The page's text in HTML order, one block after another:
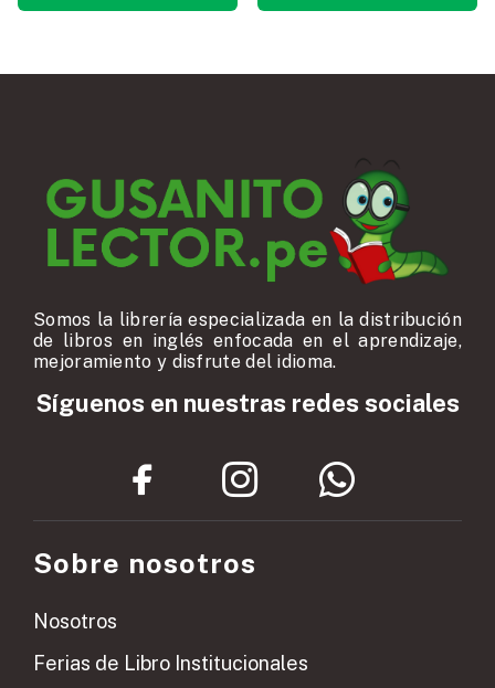
Somos la librería especializada en la distribución
de libros en inglés enfocada en el aprendizaje,
mejoramiento y disfrute del idioma.
Síguenos en nuestras redes sociales
Sobre nosotros
Nosotros
Ferias de Libro Institucionales